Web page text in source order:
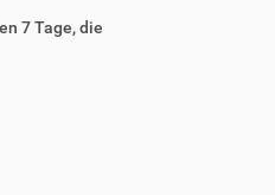
7 Tage, die